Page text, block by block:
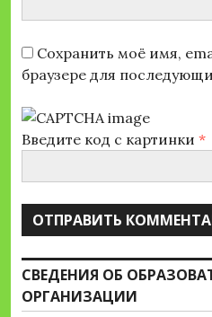
Сохранить моё имя,
браузере для
Введите код с картинки *
СВЕДЕНИЯ ОБ
ОРГАНИЗАЦИИ